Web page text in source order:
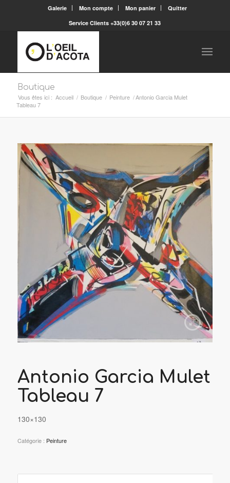
Galerie Mon compte Mon panier
Quitter
Service Clients +33(0)6 30 07 21 33
Boutique
Vous êtes ici : Accueil / Boutique / Peinture /Antonio Garcia Mulet
Tableau 7
Antonio Garcia Mulet
Tableau 7
130×130
Catégorie : Peinture